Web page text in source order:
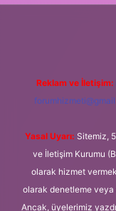
Reklam ve İletişim:
Yasal Uyarı: Sitemiz,
ve İletişim Kurumu
olarak hizmet
olarak denetleme veya
Ancak, üyelerimiz